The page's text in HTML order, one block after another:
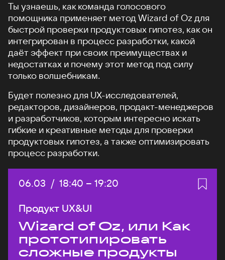
Ты узнаешь, как команда голосового
помощника применяет метод Wizard of Oz для
быстрой проверки продуктовых гипотез, как он
интегрирован в процесс разработки, какой
даёт эффект при своих преимуществах и
недостатках и почему этот метод под силу
только волшебникам.
Будет полезно для UX-исследователей,
редакторов, дизайнеров, продакт-менеджеров
и разработчиков, которым интересно искать
гибкие и креативные методы для проверки
продуктовых гипотез, а также оптимизировать
процесс разработки.
Дата:
06.03 / Начало:
18:40 – Конец:
19:20
Продукт UX&UI
Wizard of Oz, или Как
прототипировать
сложные продукты